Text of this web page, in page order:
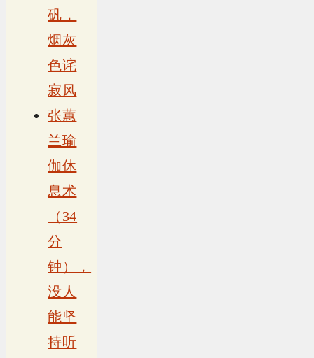
矾，
烟灰
色诧
寂风
张蕙
兰瑜
伽休
息术
（34
分
钟），
没人
能坚
持听